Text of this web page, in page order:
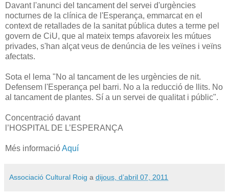
Davant l'anunci del tancament del servei d'urgències
nocturnes de la clínica de l'Esperança, emmarcat en el
context de retallades de la sanitat pública dutes a terme pel
govern de CiU, que al mateix temps afavoreix les mútues
privades, s'han alçat veus de denúncia de les veïnes i veïns
afectats.
Sota el lema "No al tancament de les urgències de nit.
Defensem l'Esperança pel barri. No a la reducció de llits. No
al tancament de plantes. Sí a un servei de qualitat i públic".
Concentració davant
l’HOSPITAL DE L’ESPERANÇA
Més informacióAquí
Associació Cultural Roig a dijous, d’abril 07, 2011